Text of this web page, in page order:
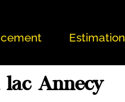
Estimation
lac Annecy